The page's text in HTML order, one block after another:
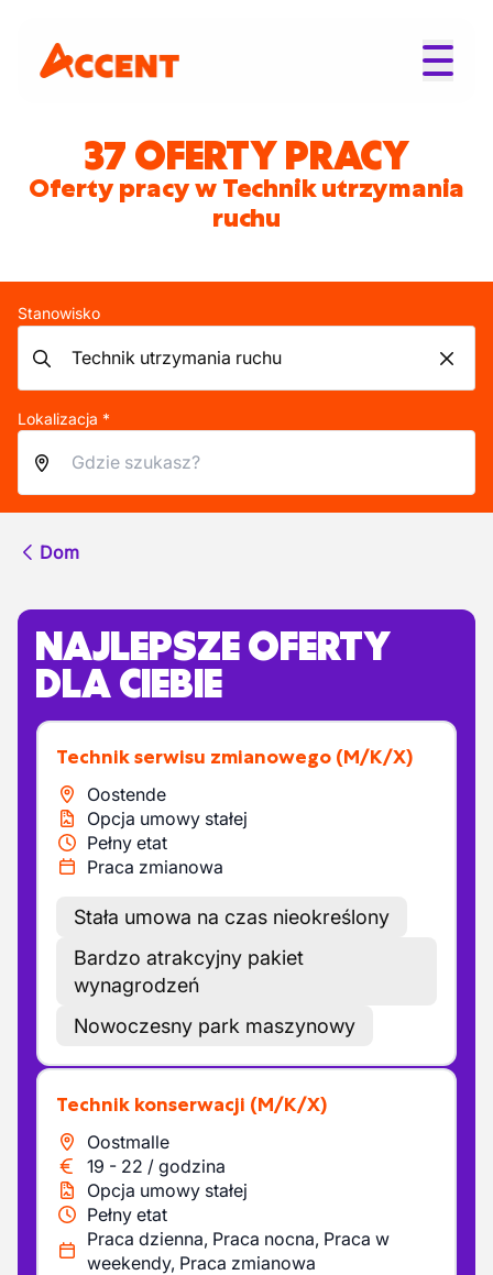
37 OFERTY PRACY
Oferty pracy w Technik utrzymania
ruchu
Stanowisko
Lokalizacja *
Dom
NAJLEPSZE OFERTY
DLA CIEBIE
Technik serwisu zmianowego (M/K/X)
Oostende
Opcja umowy stałej
Pełny etat
Praca zmianowa
Stała umowa na czas nieokreślony
Bardzo atrakcyjny pakiet
wynagrodzeń
Nowoczesny park maszynowy
Technik konserwacji (M/K/X)
Oostmalle
19 - 22 / godzina
Opcja umowy stałej
Pełny etat
Praca dzienna, Praca nocna, Praca w
weekendy, Praca zmianowa